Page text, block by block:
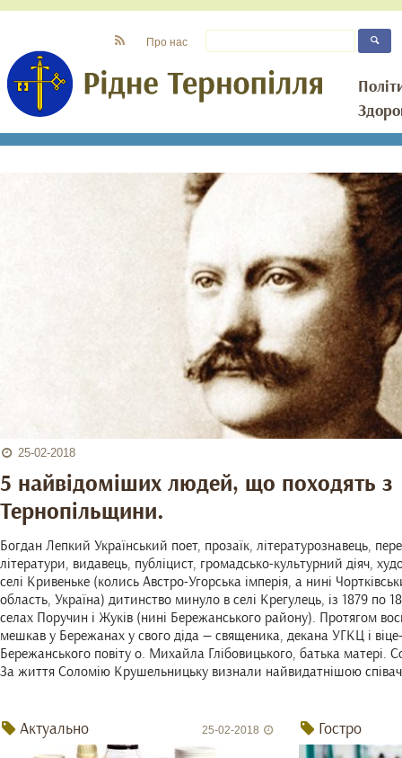
Про нас
25-02-2018
5 найвідоміших людей, що походять з
Тернопільщини.
Богдан Лепкий Український поет, прозаїк, літературознавець,
літератури, видавець, публіцист, громадсько-культурний діяч,
селі Кривеньке (колись Австро-Угорська імперія, а нині
область, Україна) дитинство минуло в селі Крегулець, із 1879 по
селах Поручин і Жуків (нині Бережанського району). Протягом
мешкав у Бережанах у свого діда — священика, декана УГКЦ і
Бережанського повіту о. Михайла Глібовицького, батька
За життя Соломію Крушельницьку визнали найвидатнішою
Актуально 25-02-2018 Гостро